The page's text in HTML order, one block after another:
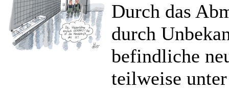
Durch das
durch
befindliche
teilweise unter